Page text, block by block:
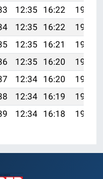
12:35 16:22
19:27
12:35 16:22
19:26
12:35 16:21
19:24
12:35 16:20
19:23
12:34 16:20
19:21
12:34 16:19
19:20
12:34 16:18 19:18